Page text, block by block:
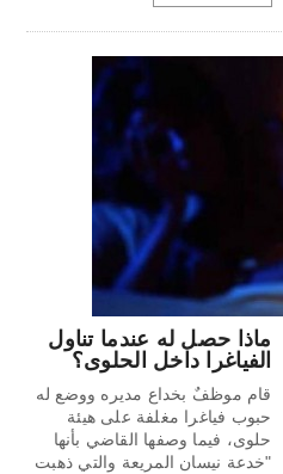
ماذا حصل له عندما تناول
الفياغرا داخل الحلوى؟
قام موظفٌ بخداع مديره ووضع له
حبوب فياغرا مغلفة على هيئة
حلوى، فيما وصفها القاضي بأنها
"خدعة نيسان المريعة والتي ذهبت